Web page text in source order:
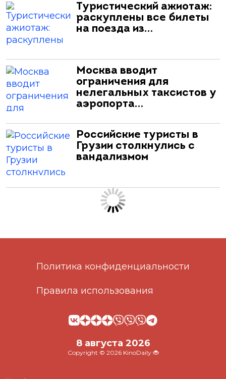
Туристический ажиотаж:
раскуплены все билеты
на поезда из…
Москва вводит
ограничения для
нелегальных таксистов у
аэропорта…
Российские туристы в
Грузии столкнулись с
вандализмом
Политика конфиденциальности
Правила использования
8 августа 2026
Copyright © 2026 KinoDaily 🐞